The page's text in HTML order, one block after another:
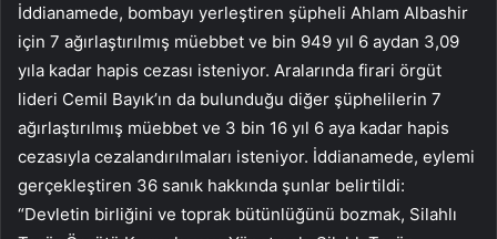
İddianamede, bombayı yerleştiren şüpheli Ahlam Albashir
için 7 ağırlaştırılmış müebbet ve bin 949 yıl 6 aydan 3,09
yıla kadar hapis cezası isteniyor. Aralarında firari örgüt
lideri Cemil Bayık’ın da bulunduğu diğer şüphelilerin 7
ağırlaştırılmış müebbet ve 3 bin 16 yıl 6 aya kadar hapis
cezasıyla cezalandırılmaları isteniyor. İddianamede, eylemi
gerçekleştiren 36 sanık hakkında şunlar belirtildi:
“Devletin birliğini ve toprak bütünlüğünü bozmak, Silahlı